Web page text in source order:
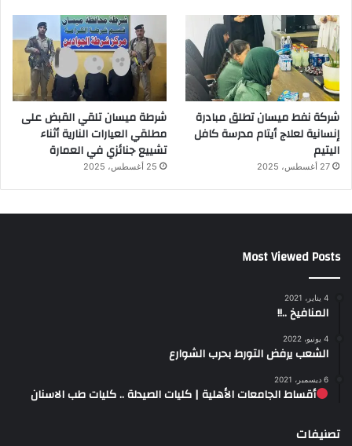
شركة نفط ميسان تطلق مبادرة
إنسانية لعلاج أيتام مدرسة كافل
اليتيم
27 أغسطس، 2025
شرطة ميسان تلقي القبض على
مطلقي العيارات النارية أثناء
تشييع جنائزي في العمارة
25 أغسطس، 2025
Most Viewed Posts
4 يناير، 2021
المنافيخ ..!!
4 يونيو، 2022
الشعب يرفض التورط بحرب الشوارع
6 ديسمبر، 2021
أقساط الجامعات الأهلية | كليات الصيدلة .. كليات طب الاسنان
تصنيفات